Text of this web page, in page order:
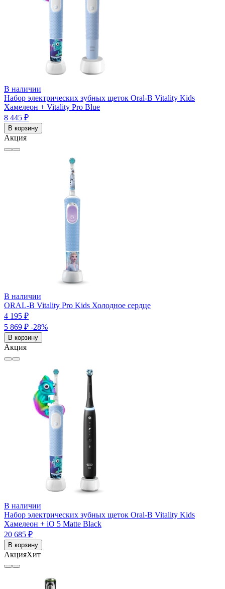
В наличии
Набор электрических зубных щеток Oral-B Vitality Kids
Хамелеон + Vitality Pro Blue
8 445 ₽
В корзину
Акция
В наличии
ORAL-B Vitality Pro Kids Холодное сердце
4 195 ₽
5 869 ₽ -28%
В корзину
Акция
В наличии
Набор электрических зубных щеток Oral-B Vitality Kids
Хамелеон + iO 5 Matte Black
20 685 ₽
В корзину
АкцияХит